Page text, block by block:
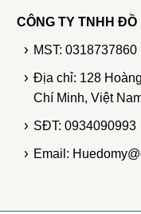
CÔNG TY TNHH ĐỒ
MST: 0318737860
Địa chỉ: 128
Chí Minh, Việt
SĐT: 0934090993
Email: